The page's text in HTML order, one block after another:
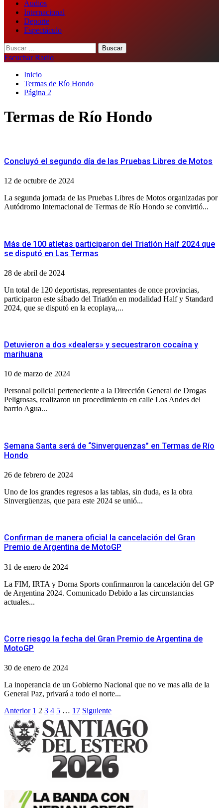
Audios
Internacional
Deporte
Espectáculo
Buscar:
Escuchar Radio
Inicio
Termas de Río Hondo
Página 2
Termas de Río Hondo
Concluyó el segundo día de las Pruebas Libres de Motos
12 de octubre de 2024
La segunda jornada de las Pruebas Libres de Motos organizadas por
Autódromo Internacional de Termas de Río Hondo se convirtió...
Más de 100 atletas participaron del Triatlón Half 2024 que
se disputó en Las Termas
28 de abril de 2024
Un total de 120 deportistas, representantes de once provincias,
participaron este sábado del Triatlón en modalidad Half y Standard
2024, que se disputó en la ecoplaya,...
Detuvieron a dos «dealers» y secuestraron cocaína y
marihuana
10 de marzo de 2024
Personal policial perteneciente a la Dirección General de Drogas
Peligrosas, realizaron un procedimiento en calle Los Andes del
barrio Agua...
Semana Santa será de “Sinverguenzas” en Termas de Río
Hondo
26 de febrero de 2024
Uno de los grandes regresos a las tablas, sin duda, es la obra
Sinvergüenzas, que para este 2024 se unió...
Confirman de manera oficial la cancelación del Gran
Premio de Argentina de MotoGP
31 de enero de 2024
La FIM, IRTA y Dorna Sports confirmanron la cancelación del GP
de Argentina 2024. Comunicado Debido a las circunstancias
actuales...
Corre riesgo la fecha del Gran Premio de Argentina de
MotoGP
30 de enero de 2024
La inoperancia de un Gobierno Nacional que no ve mas alla de la
General Paz, privará a todo el norte...
Paginación
de
entradas
Anterior 1 2 3 4 5 … 17 Siguiente